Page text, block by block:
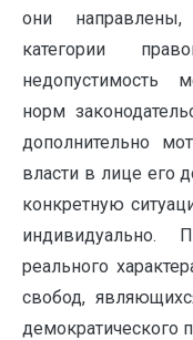
они
категории
недопустимость
норм
дополнительно
власти в лице его
конкретную
индивидуально.
реального
свобод,
демократического